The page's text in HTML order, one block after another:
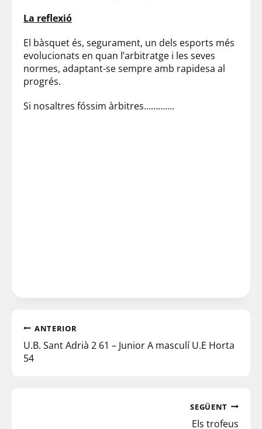
La reflexió
El bàsquet és, segurament, un dels esports més
evolucionats en quan l’arbitratge i les seves
normes, adaptant-se sempre amb rapidesa al
progrés.
Si nosaltres fóssim àrbitres………….
ANTERIOR
U.B. Sant Adrià 2 61 – Junior A masculí U.E Horta
54
SEGÜENT
Els trofeus